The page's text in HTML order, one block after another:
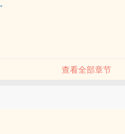
查看全部章节